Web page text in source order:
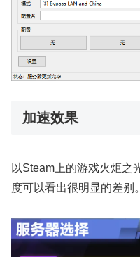
加速效果
以Steam上的游戏火炬之
度可以看出很明显的差别。